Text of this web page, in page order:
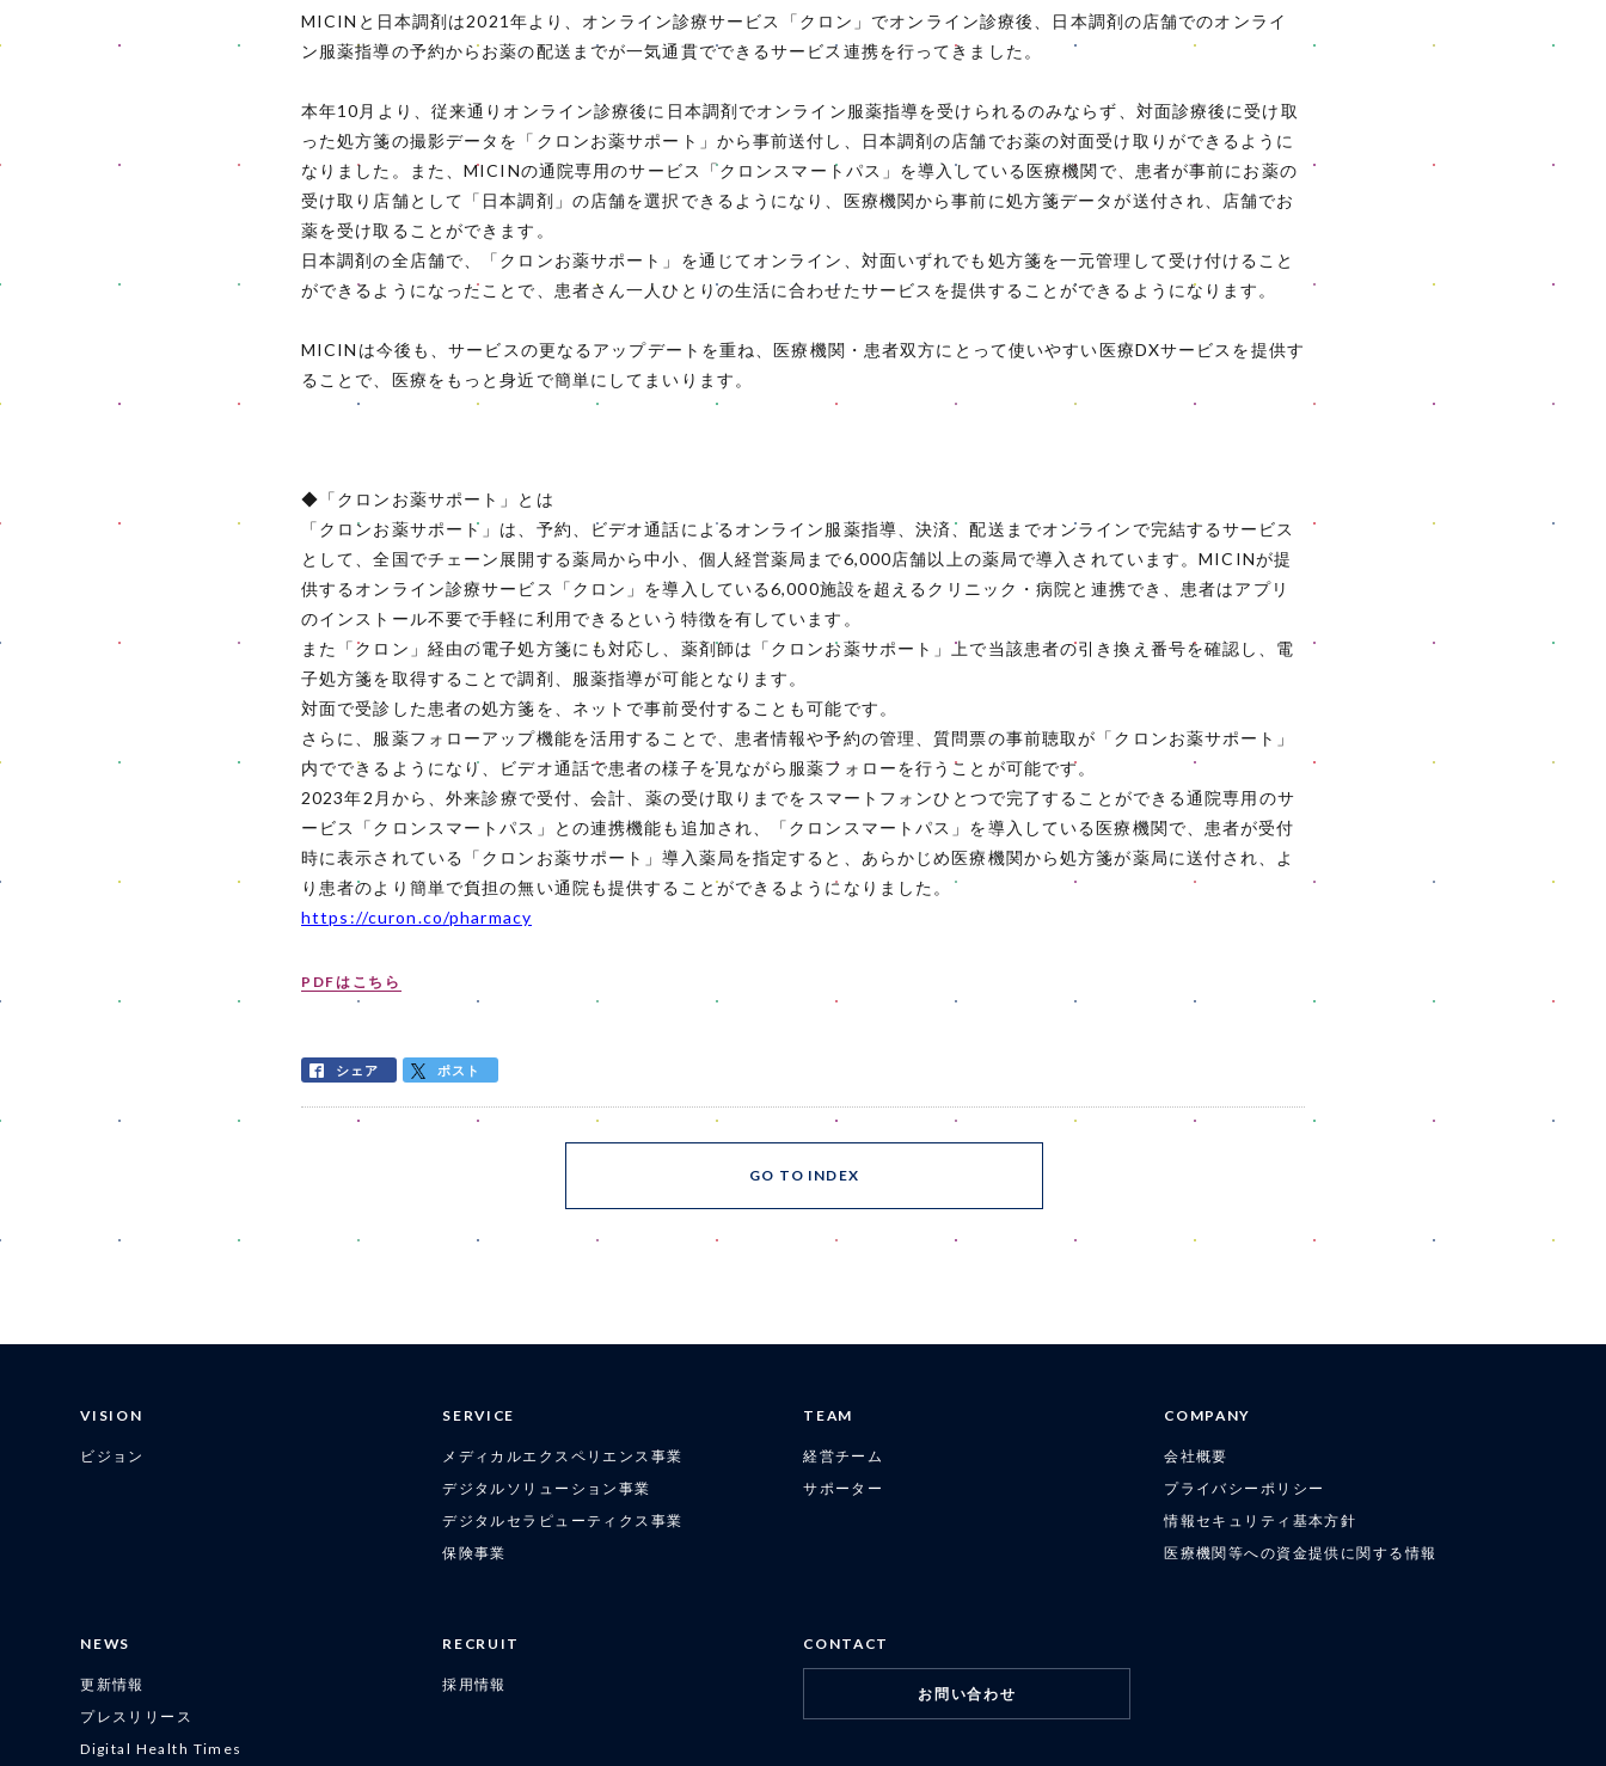
MICINと日本調剤は2021年より、オンライン診療サービス「クロン」でオンライン診療後、日本調剤の店舗でのオンライ
ン服薬指導の予約からお薬の配送までが一気通貫でできるサービス連携を行ってきました。
本年10月より、従来通りオンライン診療後に日本調剤でオンライン服薬指導を受けられるのみならず、対面診療後に受け取
った処方箋の撮影データを「クロンお薬サポート」から事前送付し、日本調剤の店舗でお薬の対面受け取りができるように
なりました。また、MICINの通院専用のサービス「クロンスマートパス」を導入している医療機関で、患者が事前にお薬の
受け取り店舗として「日本調剤」の店舗を選択できるようになり、医療機関から事前に処方箋データが送付され、店舗でお
薬を受け取ることができます。
日本調剤の全店舗で、「クロンお薬サポート」を通じてオンライン、対面いずれでも処方箋を一元管理して受け付けること
ができるようになったことで、患者さん一人ひとりの生活に合わせたサービスを提供することができるようになります。
MICINは今後も、サービスの更なるアップデートを重ね、医療機関・患者双方にとって使いやすい医療DXサービスを提供す
ることで、医療をもっと身近で簡単にしてまいります。
◆「クロンお薬サポート」とは
「クロンお薬サポート」は、予約、ビデオ通話によるオンライン服薬指導、決済、配送までオンラインで完結するサービス
として、全国でチェーン展開する薬局から中小、個人経営薬局まで6,000店舗以上の薬局で導入されています。MICINが提
供するオンライン診療サービス「クロン」を導入している6,000施設を超えるクリニック・病院と連携でき、患者はアプリ
のインストール不要で手軽に利用できるという特徴を有しています。
また「クロン」経由の電子処方箋にも対応し、薬剤師は「クロンお薬サポート」上で当該患者の引き換え番号を確認し、電
子処方箋を取得することで調剤、服薬指導が可能となります。
対面で受診した患者の処方箋を、ネットで事前受付することも可能です。
さらに、服薬フォローアップ機能を活用することで、患者情報や予約の管理、質問票の事前聴取が「クロンお薬サポート」
内でできるようになり、ビデオ通話で患者の様子を見ながら服薬フォローを行うことが可能です。
2023年2月から、外来診療で受付、会計、薬の受け取りまでをスマートフォンひとつで完了することができる通院専用のサ
ービス「クロンスマートパス」との連携機能も追加され、「クロンスマートパス」を導入している医療機関で、患者が受付
時に表示されている「クロンお薬サポート」導入薬局を指定すると、あらかじめ医療機関から処方箋が薬局に送付され、よ
り患者のより簡単で負担の無い通院も提供することができるようになりました。
https://curon.co/pharmacy
PDFはこちら
シェア ポスト
GO TO INDEX
VISION
ビジョン
SERVICE
メディカルエクスペリエンス事業
デジタルソリューション事業
デジタルセラピューティクス事業
保険事業
TEAM
経営チーム
サポーター
COMPANY
会社概要
プライバシーポリシー
情報セキュリティ基本方針
医療機関等への資金提供に関する情報
NEWS
更新情報
プレスリリース
Digital Health Times
RECRUIT
採用情報
CONTACT
お問い合わせ